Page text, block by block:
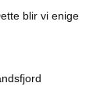
blir vi enige